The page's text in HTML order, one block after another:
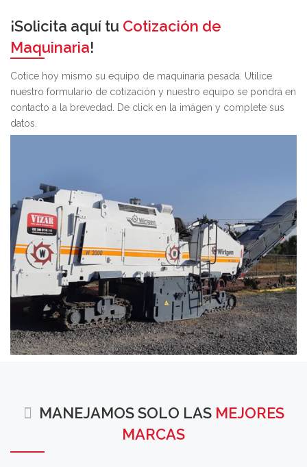
¡Solicita aquí tu Cotización de
Maquinaria!
Cotice hoy mismo su equipo de maquinaria pesada. Utilice
nuestro formulario de cotización y nuestro equipo se pondrá en
contacto a la brevedad. De click en la imágen y complete sus
datos.
MANEJAMOS SOLO LAS MEJORES
MARCAS